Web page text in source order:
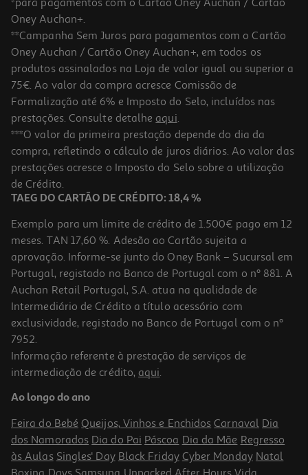
*para pagamentos com o Cartão Oney Auchan / Cartão
Oney Auchan+.
**Campanha Sem Juros para pagamentos com o Cartão
Oney Auchan / Cartão Oney Auchan+, em todos os
produtos assinalados na Loja de valor igual ou superior a
75€. Ao valor da compra acresce Comissão de
Formalização até 6% e Imposto do Selo, incluídos nas
prestações. Consulte detalhe aqui.
***O valor da primeira prestação depende do dia da
compra, refletindo o cálculo de juros diários. Ao valor das
prestações acresce o Imposto do Selo sobre a utilização
de Crédito.
TAEG DO CARTÃO DE CRÉDITO: 18,4 %
Exemplo para um limite de crédito de 1.500€ pago em 12
meses. TAN 17,60 %. Adesão ao Cartão sujeita a
aprovação. Informe-se junto do Oney Bank – Sucursal em
Portugal, registado no Banco de Portugal com o nº 881. A
Auchan Retail Portugal, S.A. atua na qualidade de
Intermediário de Crédito a título acessório com
exclusividade, registado no Banco de Portugal com o nº
7952.
Informação referente à prestação de serviços de
intermediação de crédito, aqui.
Ao longo do ano
Feira do Bebé Queijos, Vinhos e Enchidos Carnaval Dia
dos Namorados Dia do Pai Páscoa Dia da Mãe Regresso
às Aulas Singles' Day Black Friday Cyber Monday Natal